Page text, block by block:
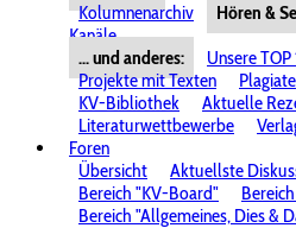
Kolumnenarchiv
Hören &
Kanäle
... und anderes:
Unsere TOP
Projekte mit Texten
Plagiate
KV-Bibliothek
Aktuelle
Literaturwettbewerbe
Foren
Übersicht
Aktuellste
Bereich "KV-Board"
Bereich "Allgemeines, Dies &